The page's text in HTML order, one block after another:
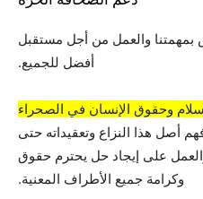
بمهمتنا والعمل من أجل مستقبل
أفضل للجميع.
وحقوق الإنسان في الصحراء
أصل هذا النزاع وتعقيداته حتى
على إيجاد حل يحترم حقوق
وكرامة جميع الأطراف المعنية.